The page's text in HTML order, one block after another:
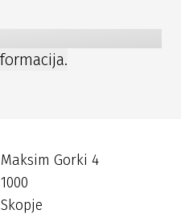
Maksim Gorki 4
1000
Skopje